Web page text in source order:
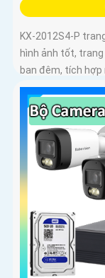
KX-2012S4-P
hình ảnh tốt, trang
ban đêm, tích
hình ảnh, camera